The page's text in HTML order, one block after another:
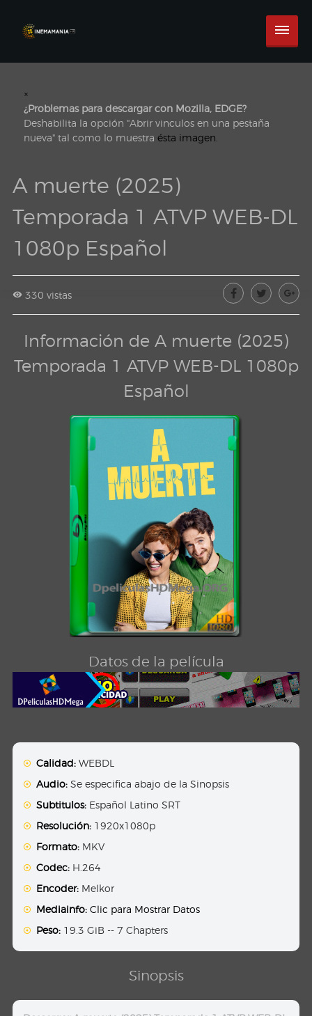
×
¿Problemas para descargar con Mozilla, EDGE?
Deshabilita la opción "Abrir vinculos en una pestaña
nueva" tal como lo muestra ésta imagen.
A muerte (2025)
Temporada 1 ATVP WEB-DL
1080p Español
330 vistas
Información de A muerte (2025)
Temporada 1 ATVP WEB-DL 1080p
Español
Datos de la película
Calidad: WEBDL
Audio: Se especifica abajo de la Sinopsis
Subtitulos: Español Latino SRT
Resolución: 1920x1080p
Formato: MKV
Codec: H.264
Encoder: Melkor
Mediainfo: Clic para Mostrar Datos
Peso: 19.3 GiB -- 7 Chapters
Sinopsis